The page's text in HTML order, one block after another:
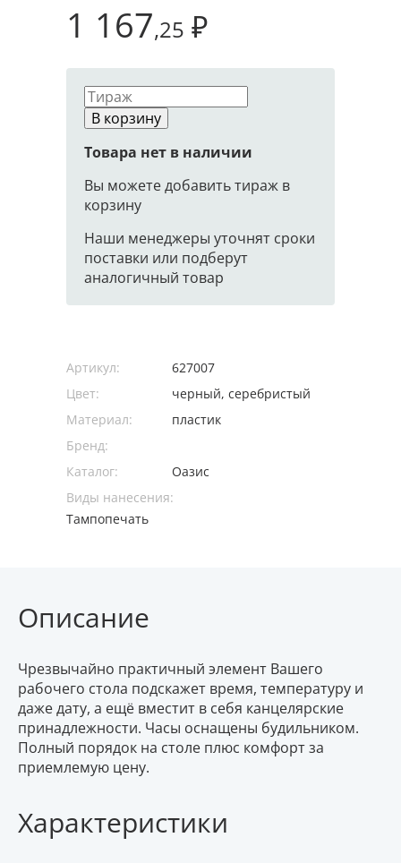
1 167,25 ₽
В корзину
Товара нет в наличии
Вы можете добавить тираж в
корзину
Наши менеджеры уточнят сроки
поставки или подберут
аналогичный товар
Артикул:
627007
Цвет:
черный, серебристый
Материал:
пластик
Бренд:
Каталог:
Оазис
Виды нанесения:
Тампопечать
Описание
Чрезвычайно практичный элемент Вашего
рабочего стола подскажет время, температуру и
даже дату, а ещё вместит в себя канцелярские
принадлежности. Часы оснащены будильником.
Полный порядок на столе плюс комфорт за
приемлемую цену.
Характеристики